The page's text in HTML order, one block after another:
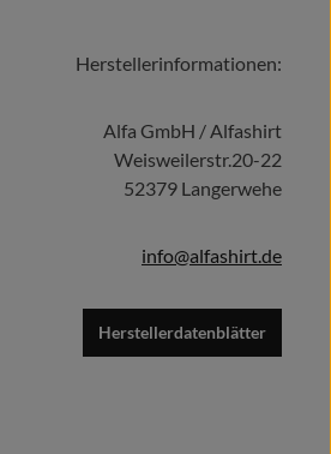
DetailsHerstellerinformationen:
Alfa GmbH / Alfashirt
Weisweilerstr.20-22
52379 Langerwehe
info@alfashirt.de
Herstellerdatenblätter